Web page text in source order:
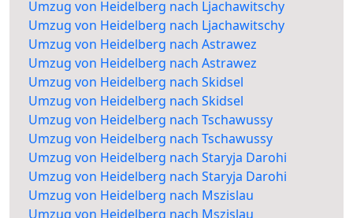
Umzug von Heidelberg nach Ljachawitschy
Umzug von Heidelberg nach Ljachawitschy
Umzug von Heidelberg nach Astrawez
Umzug von Heidelberg nach Astrawez
Umzug von Heidelberg nach Skidsel
Umzug von Heidelberg nach Skidsel
Umzug von Heidelberg nach Tschawussy
Umzug von Heidelberg nach Tschawussy
Umzug von Heidelberg nach Staryja Darohi
Umzug von Heidelberg nach Staryja Darohi
Umzug von Heidelberg nach Mszislau
Umzug von Heidelberg nach Mszislau